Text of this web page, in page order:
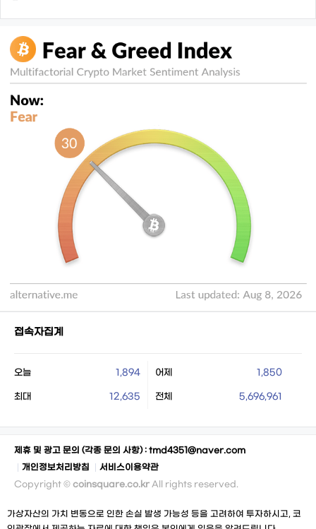
접속자집계
오늘 1,894 어제 1,850
최대 12,635 전체 5,696,961
제휴 및 광고 문의 (각종 문의 사항) : tmd4351@naver.com
개인정보처리방침
서비스이용약관
Copyright © coinsquare.co.kr All rights reserved.
가상자산의 가치 변동으로 인한 손실 발생 가능성 등을 고려하여 투자하시고, 코